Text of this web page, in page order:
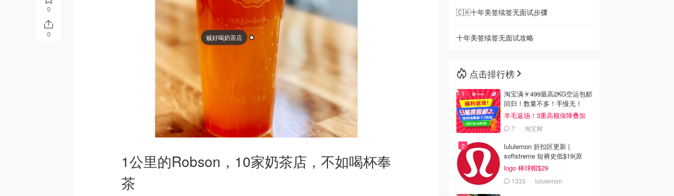
0
0 贼好喝奶茶店
1公里的Robson，10家奶茶店，不如喝杯奉
茶
🇨🇦十年美签续签无面试步骤
十年美签续签无面试攻略
点击排行榜
淘宝满￥499最高2KG空运包邮
回归！数量不多！手慢无！
羊毛返场！3重高额保障叠加
7 淘宝网
lululemon 折扣区更新 |
softstreme 短裤史低$19(原
$88)
logo 棒球帽$29
1333 lululemon